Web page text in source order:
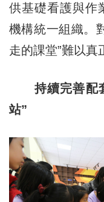
供基礎看護與作
機構統一組織。
走的課堂”難以真
持續完善配套
站”